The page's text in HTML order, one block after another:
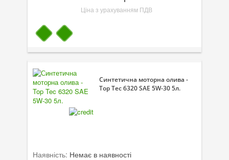
Ціна з урахуванням ПДВ
Синтетична моторна олива -
Top Tec 6320 SAE 5W-30 5л.
Наявність: Немає в наявності